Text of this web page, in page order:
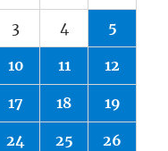
3 4 5
10 11 12
17 18 19
24 25 26